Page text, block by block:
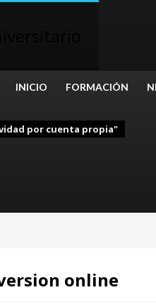
INICIO FORMACIÓN
por cuenta propia"
online